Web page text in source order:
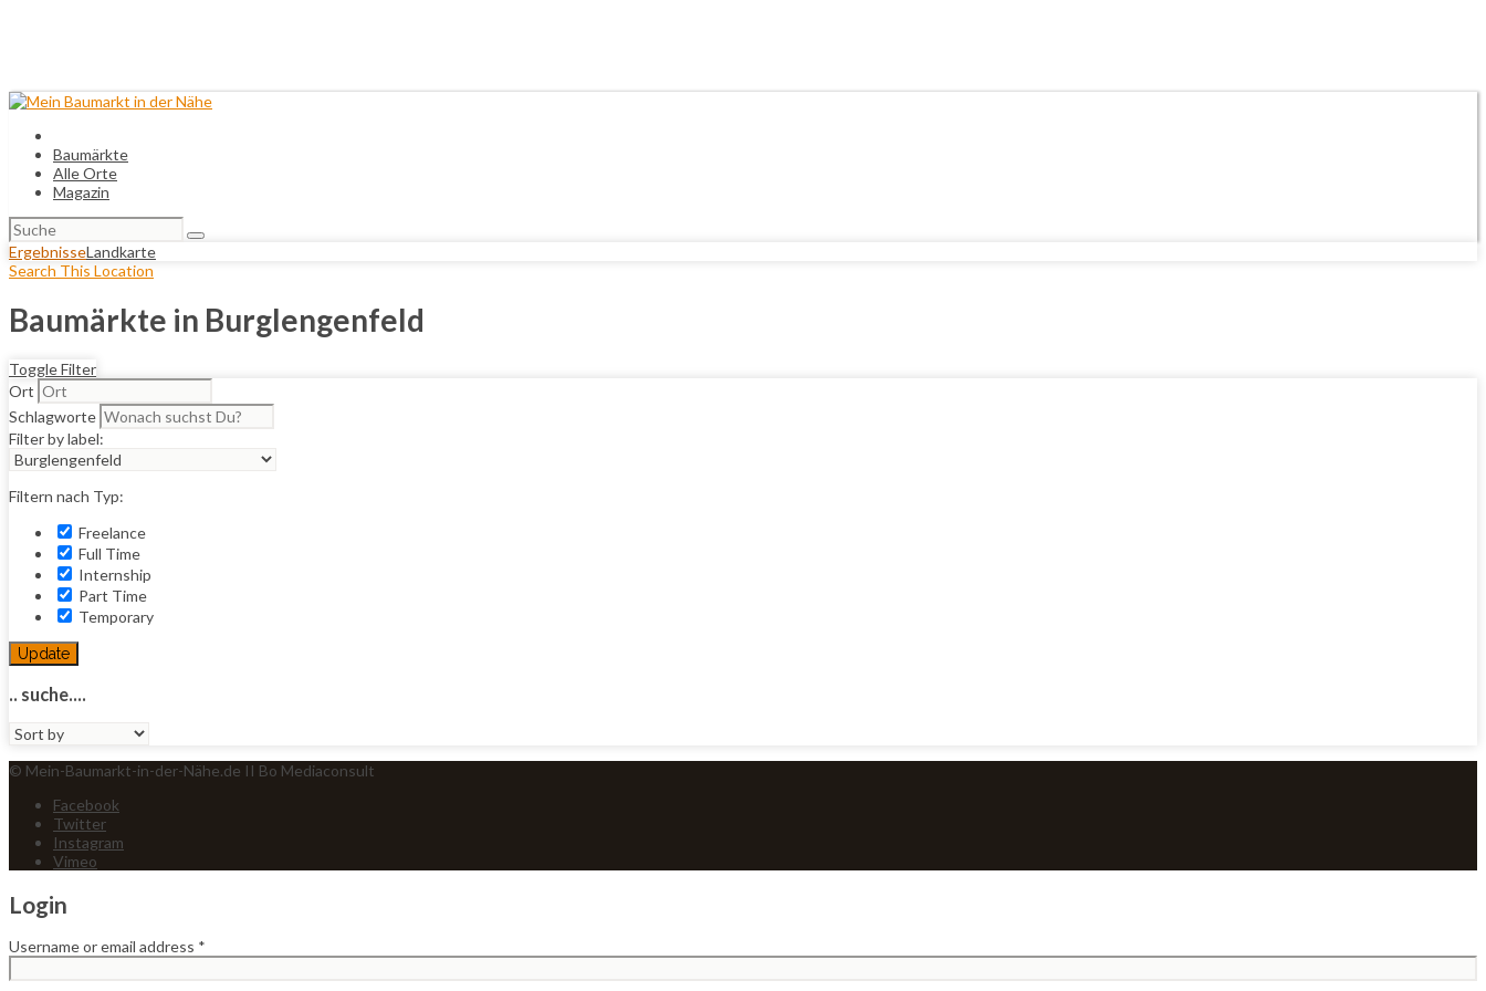
Baumärkte
Alle Orte
Magazin
Suchen
nach:
ErgebnisseLandkarte
Search This Location
Baumärkte in Burglengenfeld
Toggle Filter
Ort
Schlagworte
Filter by label:
Filtern nach Typ:
Freelance
Full Time
Internship
Part Time
Temporary
Update
.. suche....
Sort
© Mein-Baumarkt-in-der-Nähe.de II Bo Mediaconsult
Facebook
Twitter
Instagram
Vimeo
Login
Username or email address *